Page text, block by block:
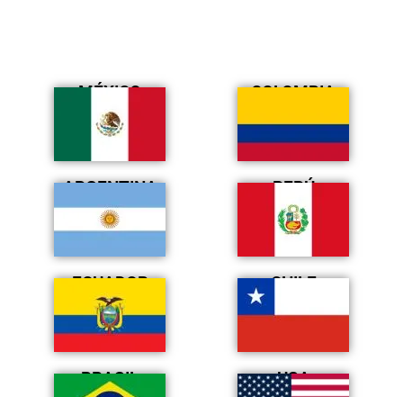
MÉXICO COLOMBIA
ARGENTINA PERÚ
ECUADOR CHILE
BRASIL USA